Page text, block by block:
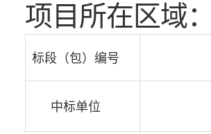
项目所在区域
标段（包）编号
中标单位